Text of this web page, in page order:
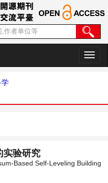
切
换
学
实验研究
Based Self-Leveling Building